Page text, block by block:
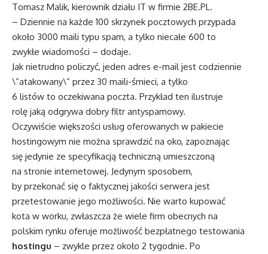
Tomasz Malik, kierownik działu IT w firmie 2BE.PL.
– Dziennie na każde 100 skrzynek pocztowych przypada
około 3000 maili typu spam, a tylko niecałe 600 to
zwykłe wiadomości – dodaje.
Jak nietrudno policzyć, jeden adres e-mail jest codziennie
\”atakowany\” przez 30 maili-śmieci, a tylko
6 listów to oczekiwana poczta. Przykład ten ilustruje
rolę jaką odgrywa dobry filtr antyspamowy.
Oczywiście większości usług oferowanych w pakiecie
hostingowym nie można sprawdzić na oko, zapoznając
się jedynie ze specyfikacją techniczną umieszczoną
na stronie internetowej. Jedynym sposobem,
by przekonać się o faktycznej jakości serwera jest
przetestowanie jego możliwości. Nie warto kupować
kota w worku, zwłaszcza że wiele firm obecnych na
polskim rynku oferuje możliwość bezpłatnego testowania
hostingu – zwykle przez około 2 tygodnie. Po